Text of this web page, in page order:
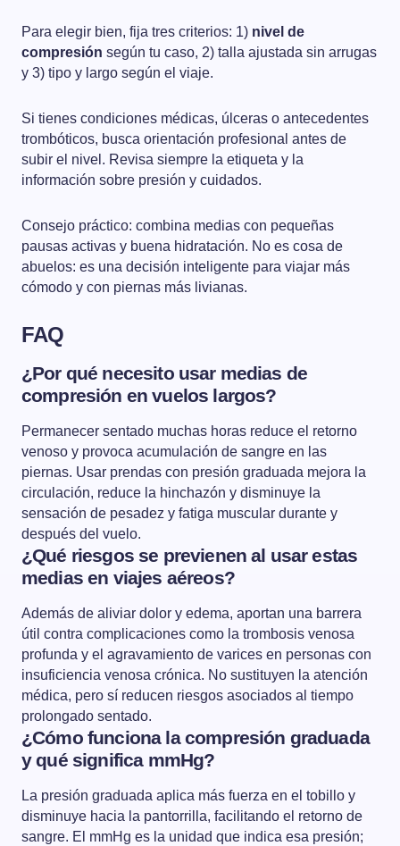
Para elegir bien, fija tres criterios: 1) nivel de
compresión según tu caso, 2) talla ajustada sin arrugas
y 3) tipo y largo según el viaje.
Si tienes condiciones médicas, úlceras o antecedentes
trombóticos, busca orientación profesional antes de
subir el nivel. Revisa siempre la etiqueta y la
información sobre presión y cuidados.
Consejo práctico: combina medias con pequeñas
pausas activas y buena hidratación. No es cosa de
abuelos: es una decisión inteligente para viajar más
cómodo y con piernas más livianas.
FAQ
¿Por qué necesito usar medias de
compresión en vuelos largos?
Permanecer sentado muchas horas reduce el retorno
venoso y provoca acumulación de sangre en las
piernas. Usar prendas con presión graduada mejora la
circulación, reduce la hinchazón y disminuye la
sensación de pesadez y fatiga muscular durante y
después del vuelo.
¿Qué riesgos se previenen al usar estas
medias en viajes aéreos?
Además de aliviar dolor y edema, aportan una barrera
útil contra complicaciones como la trombosis venosa
profunda y el agravamiento de varices en personas con
insuficiencia venosa crónica. No sustituyen la atención
médica, pero sí reducen riesgos asociados al tiempo
prolongado sentado.
¿Cómo funciona la compresión graduada
y qué significa mmHg?
La presión graduada aplica más fuerza en el tobillo y
disminuye hacia la pantorrilla, facilitando el retorno de
sangre. El mmHg es la unidad que indica esa presión;